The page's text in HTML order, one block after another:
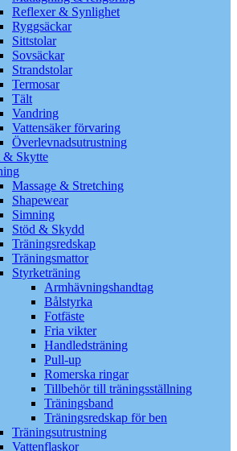
Reflexer & Synlighet
Ryggsäckar
Sittstolar
Sovsäckar
Strandstolar
Termosar
Tält
Vandring
Vattensäker förvaring
Överlevnadsutrustning
& Skytte
Massage & Stretching
Shapewear
Simning
Stöd & Skydd
Träningsredskap
Träningsmattor
Styrketräning
Armhävningshandtag
Bålstyrka
Fotfäste
Fria vikter
Handledsträning
Pull-up
Romerska ringar
Tillbehör till träningsställning
Träningsband
Träningsredskap för ben
Träningsutrustning
Vattenflaskor